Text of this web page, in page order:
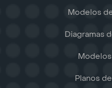
Modelos
Diagramas
Planos